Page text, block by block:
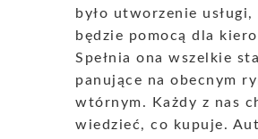
było utworzenie usługi,
będzie pomocą dla
Spełnia ona wszelkie
panujące na obecnym
wtórnym. Każdy z nas
wiedzieć, co kupuje.